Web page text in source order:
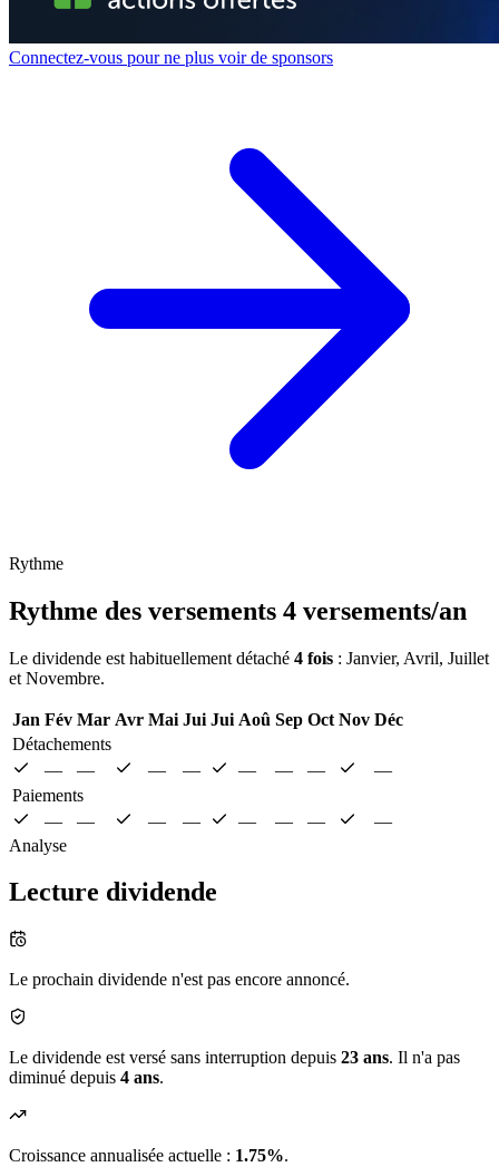
Connectez-vous pour ne plus voir de sponsors
Rythme
Rythme des versements 4 versements/an
Le dividende est habituellement détaché 4 fois : Janvier, Avril, Juillet
et Novembre.
Jan Fév Mar Avr Mai Jui Jui Aoû Sep Oct Nov Déc
Détachements
—
— — — — — —
—
Paiements
—
— — — — — —
—
Analyse
Lecture dividende
Le prochain dividende n'est pas encore annoncé.
Le dividende est versé sans interruption depuis 23 ans. Il n'a pas
diminué depuis 4 ans.
Croissance annualisée actuelle : 1.75%.